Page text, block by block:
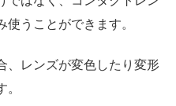
うことができます。
、レンズが変色したり変形